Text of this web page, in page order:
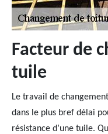
Facteur de
tuile
Le travail de
dans le plus bref délai
résistance d’une tuile.